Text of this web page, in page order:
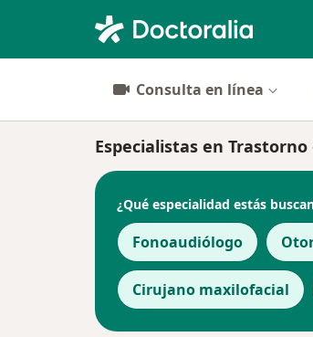
Consulta en línea
Especialistas en
¿Qué especialidad estás
Fonoaudiólogo
Cirujano maxilofacial